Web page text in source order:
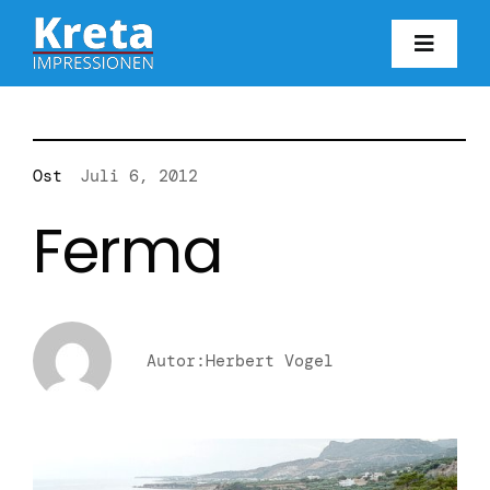
Zum
Inhalt
springen
Ost Juli 6, 2012
Ferma
Autor:Herbert Vogel